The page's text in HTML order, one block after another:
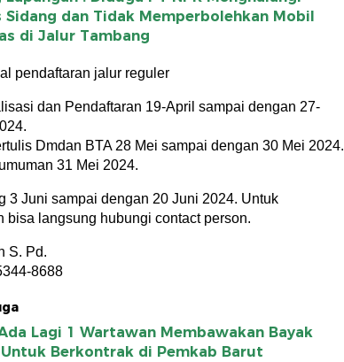
Sidang dan Tidak Memperbolehkan Mobil
di Jalur Tambang
pendaftaran jalur reguler
dan Pendaftaran 19-April sampai dengan 27-
Dmdan BTA 28 Mei sampai dengan 30 Mei 2024.
31 Mei 2024.
3 Juni sampai dengan 20 Juni 2024. Untuk
bisa langsung hubungi contact person.
S. Pd.
8688
Lagi 1 Wartawan Membawakan Bayak
Berkontrak di Pemkab Barut